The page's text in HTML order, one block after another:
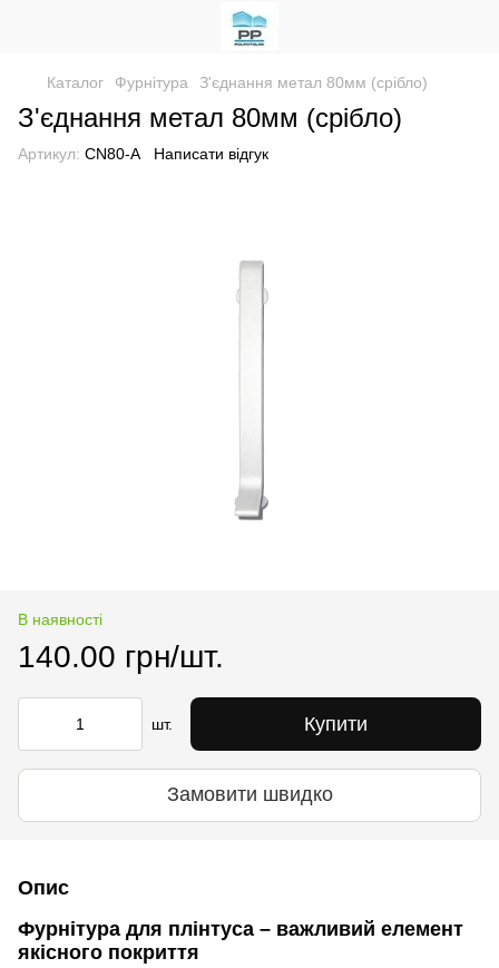
Каталог Фурнітура З'єднання метал 80мм (срібло)
З'єднання метал 80мм (срібло)
Артикул: CN80-А Написати відгук
В наявності
140.00 грн/шт.
шт. Купити
Замовити швидко
Опис
Фурнітура для плінтуса – важливий елемент
якісного покриття